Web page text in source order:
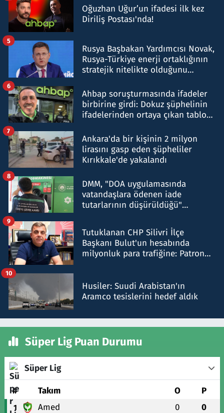
Oğuzhan Uğur’un ifadesi ilk kez
Diriliş Postası'nda!
Rusya Başbakan Yardımcısı Novak,
Rusya-Türkiye enerji ortaklığının
stratejik nitelikte olduğunu
5
Ahbap soruşturmasında ifadeler
birbirine girdi: Dokuz şüphelinin
ifadelerinden ortaya çıkan tablo
6
Ankara'da bir kişinin 2 milyon
lirasını gasp eden şüpheliler
Kırıkkale'de yakalandı
7
DMM, "DOA uygulamasında
vatandaşlara ödenen iade
tutarlarının düşürüldüğü"
8
Tutuklanan CHP Silivri İlçe
Başkanı Bulut'un hesabında
milyonluk para trafiğine: Patron
9
Husiler: Suudi Arabistan'ın
Aramco tesislerini hedef aldık
10
Süper Lig Puan Durumu
Süper Lig
# Takım O P
1 Amed 0 0